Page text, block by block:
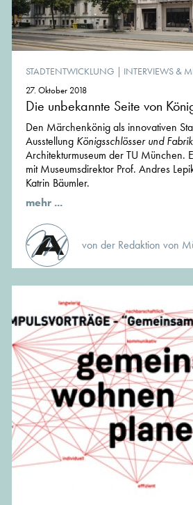
STADTENTWICKLUNG | INTERVIEWS &
27. Oktober 2018
Die unbekannte Seite von
Den Märchenkönig als innovativen
Ausstellung Königsschlösser und
Architekturmuseum der TU München.
mit Museumsdirektor Prof. Andres
Katrin Bäumler.
mehr ...
von der Redaktion von